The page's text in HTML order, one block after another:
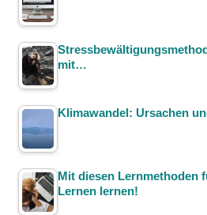
mit…
Klimawandel: Ursachen
Mit diesen Lernmethoden
Lernen lernen!